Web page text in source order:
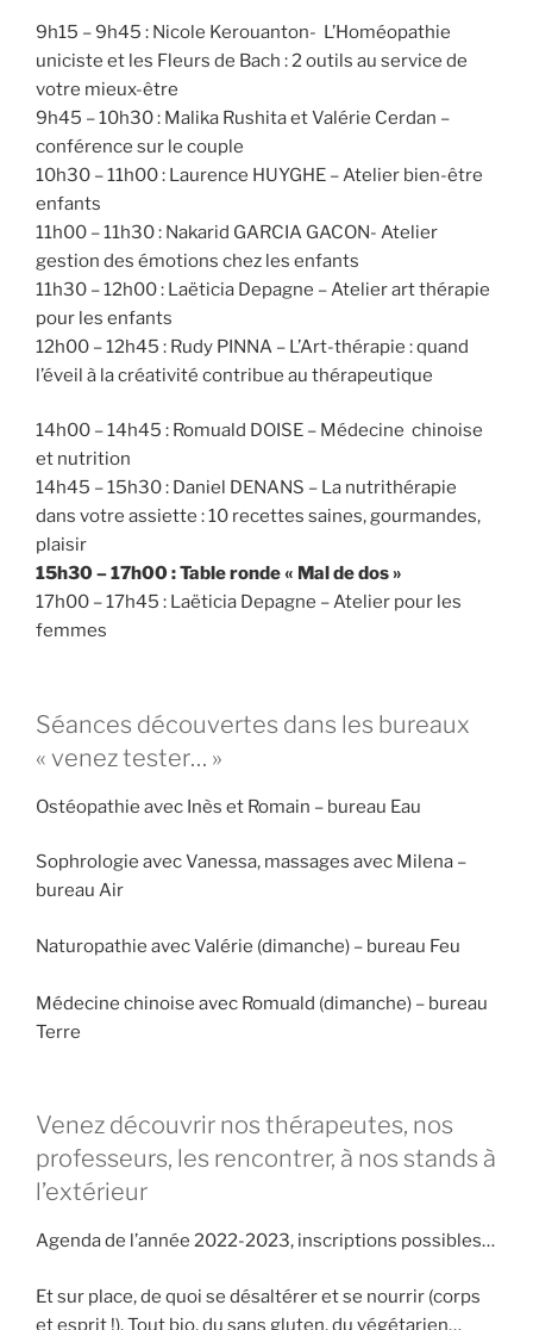
9h15 – 9h45 : Nicole Kerouanton- L’Homéopathie
uniciste et les Fleurs de Bach : 2 outils au service de
votre mieux-être
9h45 – 10h30 : Malika Rushita et Valérie Cerdan –
conférence sur le couple
10h30 – 11h00 : Laurence HUYGHE – Atelier bien-être
enfants
11h00 – 11h30 : Nakarid GARCIA GACON- Atelier
gestion des émotions chez les enfants
11h30 – 12h00 : Laëticia Depagne – Atelier art thérapie
pour les enfants
12h00 – 12h45 : Rudy PINNA – L’Art-thérapie : quand
l’éveil à la créativité contribue au thérapeutique
14h00 – 14h45 : Romuald DOISE – Médecine chinoise
et nutrition
14h45 – 15h30 : Daniel DENANS – La nutrithérapie
dans votre assiette : 10 recettes saines, gourmandes,
plaisir
15h30 – 17h00 : Table ronde « Mal de dos »
17h00 – 17h45 : Laëticia Depagne – Atelier pour les
femmes
Séances découvertes dans les bureaux
« venez tester… »
Ostéopathie avec Inès et Romain – bureau Eau
Sophrologie avec Vanessa, massages avec Milena –
bureau Air
Naturopathie avec Valérie (dimanche) – bureau Feu
Médecine chinoise avec Romuald (dimanche) – bureau
Terre
Venez découvrir nos thérapeutes, nos
professeurs, les rencontrer, à nos stands à
l’extérieur
Agenda de l’année 2022-2023, inscriptions possibles…
Et sur place, de quoi se désaltérer et se nourrir (corps
et esprit !). Tout bio, du sans gluten, du végétarien…